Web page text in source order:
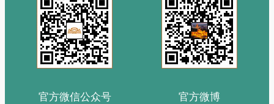
官方微信公众号 官方微博